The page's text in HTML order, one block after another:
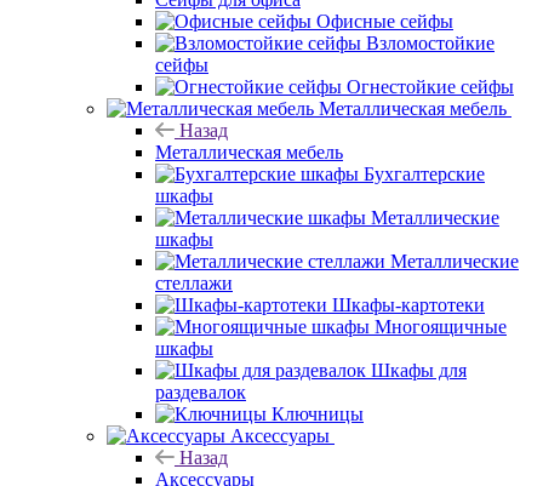
Офисные сейфы
Взломостойкие
сейфы
Огнестойкие сейфы
Металлическая мебель
Назад
Металлическая мебель
Бухгалтерские
шкафы
Металлические
шкафы
Металлические
стеллажи
Шкафы-картотеки
Многоящичные
шкафы
Шкафы для
раздевалок
Ключницы
Аксессуары
Назад
Аксессуары